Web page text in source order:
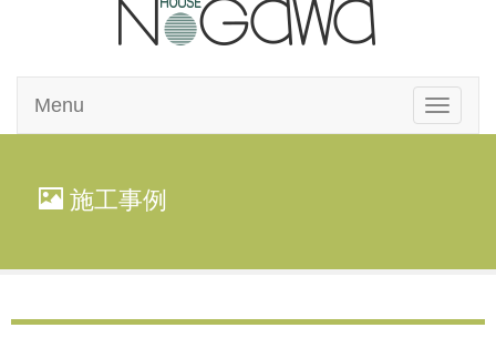
インテリアハ
Toggle
Menu
施工事例